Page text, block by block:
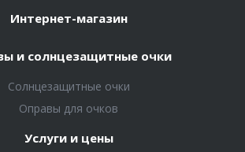
Интернет-магазин
и солнцезащитные очки
Солнцезащитные очки
Оправы для очков
Услуги и цены